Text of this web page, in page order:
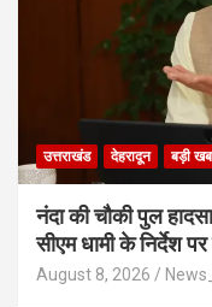
उत्तराखंड देहरादून बड़ी
नंदा की चौकी पुल
सीएम धामी के निर्देश
August 8, 2026